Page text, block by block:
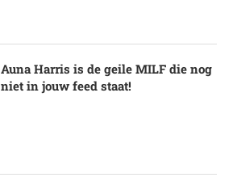
Auna Harris is de geile MILF die nog
niet in jouw feed staat!